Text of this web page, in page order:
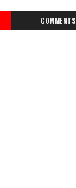
COMMENTS